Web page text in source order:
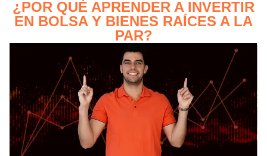
¿POR QUÉ APRENDER A INVERTIR
EN BOLSA Y BIENES RAÍCES A LA
PAR?